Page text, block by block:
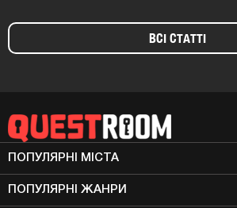
ВСІ СТАТТІ
ПОПУЛЯРНІ МIСТА
ПОПУЛЯРНІ ЖАНРИ